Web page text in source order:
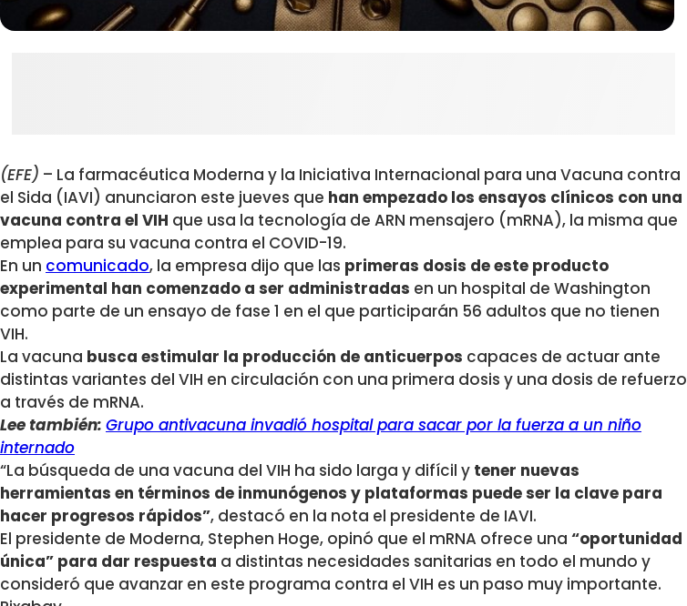
(EFE) – La farmacéutica Moderna y la Iniciativa Internacional para una Vacuna contra
el Sida (IAVI) anunciaron este jueves que han empezado los ensayos clínicos con una
vacuna contra el VIH que usa la tecnología de ARN mensajero (mRNA), la misma que
emplea para su vacuna contra el COVID-19.
En un comunicado, la empresa dijo que las primeras dosis de este producto
experimental han comenzado a ser administradas en un hospital de Washington
como parte de un ensayo de fase 1 en el que participarán 56 adultos que no tienen
VIH.
La vacuna busca estimular la producción de anticuerpos capaces de actuar ante
distintas variantes del VIH en circulación con una primera dosis y una dosis de refuerzo
a través de mRNA.
Lee también: Grupo antivacuna invadió hospital para sacar por la fuerza a un niño
internado
“La búsqueda de una vacuna del VIH ha sido larga y difícil y tener nuevas
herramientas en términos de inmunógenos y plataformas puede ser la clave para
hacer progresos rápidos”, destacó en la nota el presidente de IAVI.
El presidente de Moderna, Stephen Hoge, opinó que el mRNA ofrece una “oportunidad
única” para dar respuesta a distintas necesidades sanitarias en todo el mundo y
consideró que avanzar en este programa contra el VIH es un paso muy importante.